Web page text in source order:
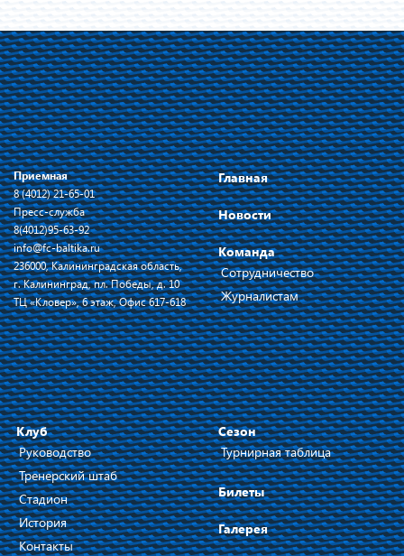
Приемная
8 (4012) 21-65-01
Пресс-служба
8(4012)95-63-92
info@fc-baltika.ru
236000, Калининградская область,
г. Калининград, пл. Победы, д. 10
ТЦ «Кловер», 6 этаж, Офис 617-618
Главная
Новости
Команда
Сотрудничество
Журналистам
Клуб
Руководство
Тренерский штаб
Стадион
История
Контакты
Сезон
Турнирная таблица
Билеты
Галерея